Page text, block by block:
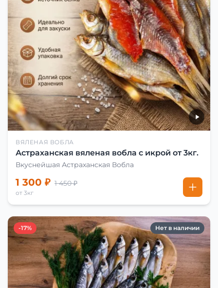
ВЯЛЕНАЯ ВОБЛА
Астраханская вяленая вобла с икрой от 3кг.
Вкуснейшая Астраханская Вобла
1 300 ₽ 1 450 ₽
от 3кг
-17% Нет в наличии